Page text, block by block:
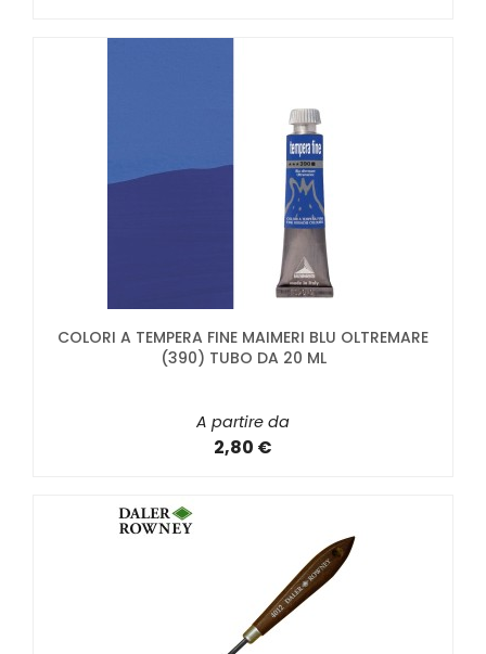
COLORI A TEMPERA FINE MAIMERI BLU OLTREMARE
(390) TUBO DA 20 ML
A partire da
2,80 €